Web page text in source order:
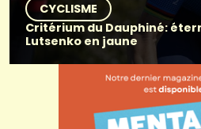
CYCLISME
Critérium du Dauphiné:
Lutsenko en jaune